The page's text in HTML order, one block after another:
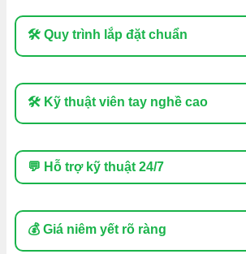
🛠 Quy trình lắp đặt chuẩn
🛠 Kỹ thuật viên tay nghề cao
💬 Hỗ trợ kỹ thuật 24/7
💰 Giá niêm yết rõ ràng